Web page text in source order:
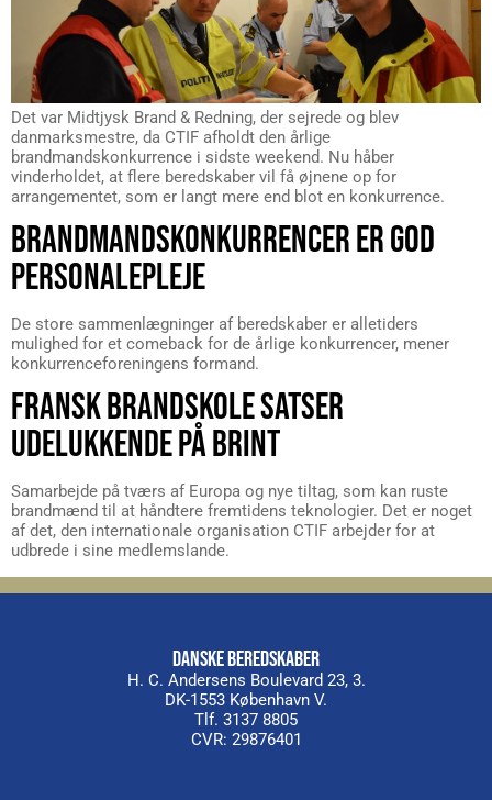
Det var Midtjysk Brand & Redning, der sejrede og blev
danmarksmestre, da CTIF afholdt den årlige
brandmandskonkurrence i sidste weekend. Nu håber
vinderholdet, at flere beredskaber vil få øjnene op for
arrangementet, som er langt mere end blot en konkurrence.
BRANDMANDSKONKURRENCER ER GOD
PERSONALEPLEJE
De store sammenlægninger af beredskaber er alletiders
mulighed for et comeback for de årlige konkurrencer, mener
konkurrenceforeningens formand.
FRANSK BRANDSKOLE SATSER
UDELUKKENDE PÅ BRINT
Samarbejde på tværs af Europa og nye tiltag, som kan ruste
brandmænd til at håndtere fremtidens teknologier. Det er noget
af det, den internationale organisation CTIF arbejder for at
udbrede i sine medlemslande.
DANSKE BEREDSKABER
H. C. Andersens Boulevard 23, 3.
DK-1553 København V.
Tlf. 3137 8805
CVR: 29876401